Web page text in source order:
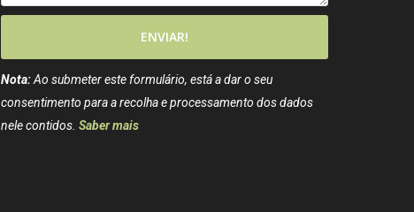
ENVIAR!
Nota:Ao submeter este formulário, está a dar o seu
consentimento para a recolha e processamento dos dados
nele contidos. Saber mais